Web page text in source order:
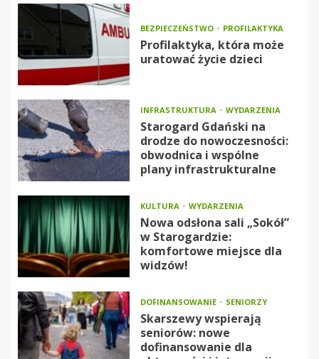
BEZPIECZEŃSTWO PROFILAKTYKA
Profilaktyka, która może
uratować życie dzieci
INFRASTRUKTURA WYDARZENIA
Starogard Gdański na
drodze do nowoczesności:
obwodnica i wspólne
plany infrastrukturalne
KULTURA WYDARZENIA
Nowa odsłona sali „Sokół”
w Starogardzie:
komfortowe miejsce dla
widzów!
DOFINANSOWANIE SENIORZY
Skarszewy wspierają
seniorów: nowe
dofinansowanie dla